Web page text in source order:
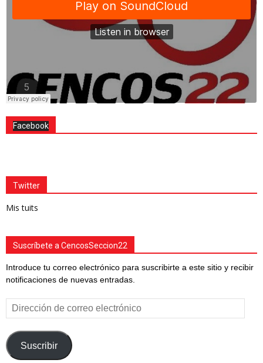
Facebook
Twitter
Mis tuits
Suscríbete a CencosSeccion22
Introduce tu correo electrónico para suscribirte a este sitio y recibir
notificaciones de nuevas entradas.
Dirección
de
correo
electrónico
Suscribir